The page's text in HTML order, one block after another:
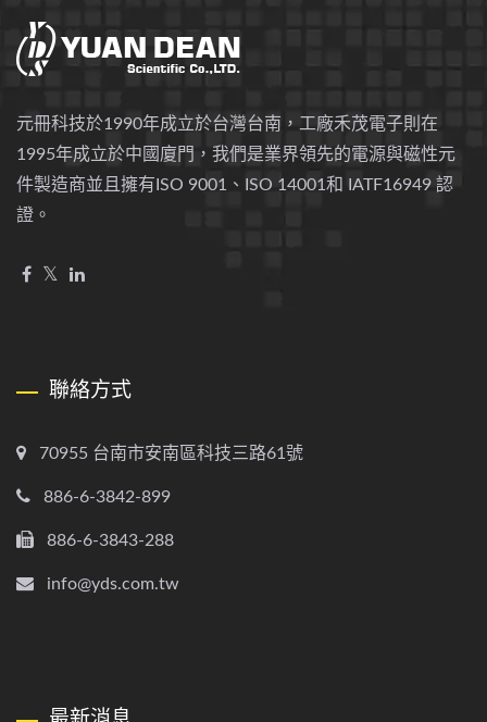
元冊科技於1990年成立於台灣台南，工廠禾茂電子則在
1995年成立於中國廈門，我們是業界領先的電源與磁性元
件製造商並且擁有ISO 9001、ISO 14001和 IATF16949 認
證。
聯絡方式
70955 台南市安南區科技三路61號
886-6-3842-899
886-6-3843-288
info@yds.com.tw